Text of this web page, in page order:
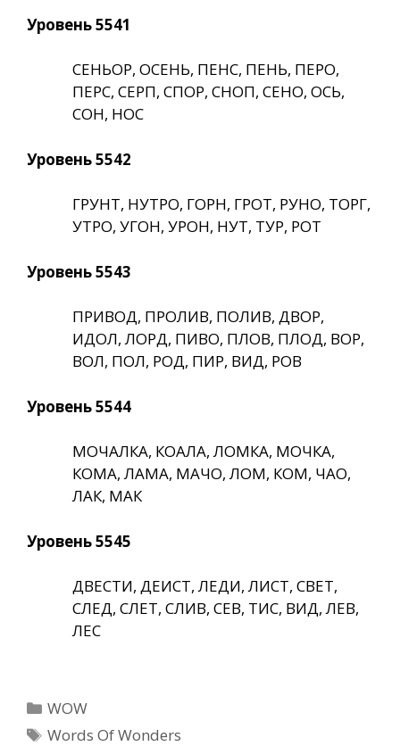
Уровень 5541
СЕНЬОР, ОСЕНЬ, ПЕНС, ПЕНЬ, ПЕРО,
ПЕРС, СЕРП, СПОР, СНОП, СЕНО, ОСЬ,
СОН, НОС
Уровень 5542
ГРУНТ, НУТРО, ГОРН, ГРОТ, РУНО, ТОРГ,
УТРО, УГОН, УРОН, НУТ, ТУР, РОТ
Уровень 5543
ПРИВОД, ПРОЛИВ, ПОЛИВ, ДВОР,
ИДОЛ, ЛОРД, ПИВО, ПЛОВ, ПЛОД, ВОР,
ВОЛ, ПОЛ, РОД, ПИР, ВИД, РОВ
Уровень 5544
МОЧАЛКА, КОАЛА, ЛОМКА, МОЧКА,
КОМА, ЛАМА, МАЧО, ЛОМ, КОМ, ЧАО,
ЛАК, МАК
Уровень 5545
ДВЕСТИ, ДЕИСТ, ЛЕДИ, ЛИСТ, СВЕТ,
СЛЕД, СЛЕТ, СЛИВ, СЕВ, ТИС, ВИД, ЛЕВ,
ЛЕС
Рубрики
WOW
Метки
Words Of Wonders